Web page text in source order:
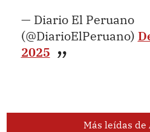
— Diario El Peruano
(@DiarioElPeruano)
2025
Más leídas de